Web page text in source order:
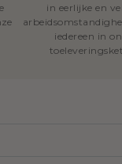
in eerlijke en
iedereen in